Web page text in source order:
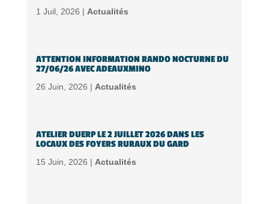
1 Juil, 2026 | Actualités
ATTENTION INFORMATION RANDO NOCTURNE DU
27/06/26 AVEC ADEAUXMINO
26 Juin, 2026 | Actualités
ATELIER DUERP LE 2 JUILLET 2026 DANS LES
LOCAUX DES FOYERS RURAUX DU GARD
15 Juin, 2026 | Actualités